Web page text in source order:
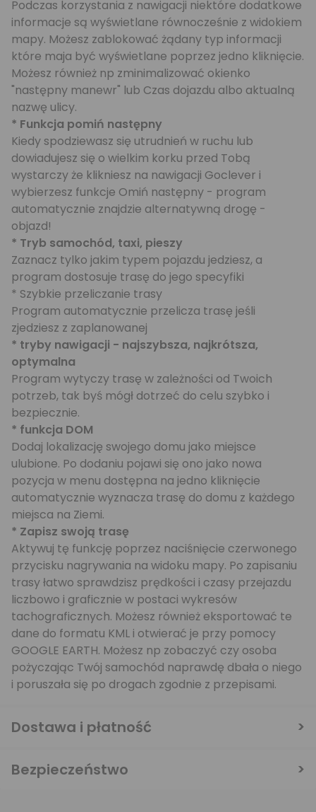
Podczas korzystania z nawigacji niektóre dodatkowe
informacje są wyświetlane równocześnie z widokiem
mapy. Możesz zablokować żądany typ informacji
które maja być wyświetlane poprzez jedno kliknięcie.
Możesz również np zminimalizować okienko
"następny manewr" lub Czas dojazdu albo aktualną
nazwę ulicy.
* Funkcja pomiń następny
Kiedy spodziewasz się utrudnień w ruchu lub
dowiadujesz się o wielkim korku przed Tobą
wystarczy że klikniesz na nawigacji Goclever i
wybierzesz funkcje Omiń następny - program
automatycznie znajdzie alternatywną drogę -
objazd!
* Tryb samochód, taxi, pieszy
Zaznacz tylko jakim typem pojazdu jedziesz, a
program dostosuje trasę do jego specyfiki
* Szybkie przeliczanie trasy
Program automatycznie przelicza trasę jeśli
zjedziesz z zaplanowanej
* tryby nawigacji - najszybsza, najkrótsza,
optymalna
Program wytyczy trasę w zależności od Twoich
potrzeb, tak byś mógł dotrzeć do celu szybko i
bezpiecznie.
* funkcja DOM
Dodaj lokalizację swojego domu jako miejsce
ulubione. Po dodaniu pojawi się ono jako nowa
pozycja w menu dostępna na jedno kliknięcie
automatycznie wyznacza trasę do domu z każdego
miejsca na Ziemi.
* Zapisz swoją trasę
Aktywuj tę funkcję poprzez naciśnięcie czerwonego
przycisku nagrywania na widoku mapy. Po zapisaniu
trasy łatwo sprawdzisz prędkości i czasy przejazdu
liczbowo i graficznie w postaci wykresów
tachograficznych. Możesz również eksportować te
dane do formatu KML i otwierać je przy pomocy
GOOGLE EARTH. Możesz np zobaczyć czy osoba
pożyczając Twój samochód naprawdę dbała o niego
i poruszała się po drogach zgodnie z przepisami.
Dostawa i płatność
Bezpieczeństwo